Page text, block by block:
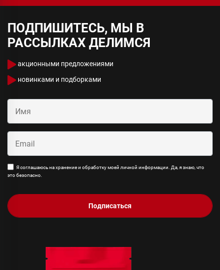
ПОДПИШИТЕСЬ, МЫ В
РАССЫЛКАХ ДЕЛИМСЯ
акционными предложениями
новинками и подборками
Я соглашаюсь на хранение и обработку моей личной информации. Да, я знаю, что
это безопасно.
Подписаться